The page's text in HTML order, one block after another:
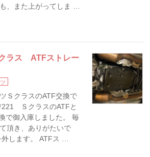
、また上がってしま …
ス ATFストレー
ＳクラスのATF交換で
221 ＳクラスのATFと
で御入庫しました。 毎
頂き、ありがたいで
します。 ATFス …